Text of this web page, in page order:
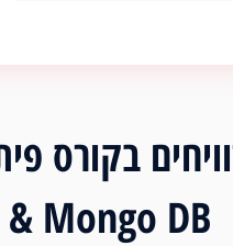
Mongo DB ?